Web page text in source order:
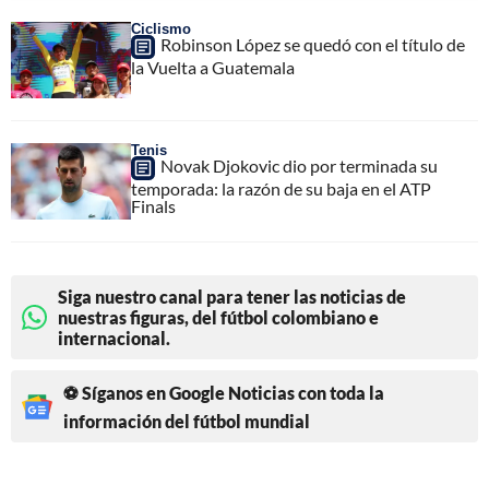
Ciclismo
Robinson López se quedó con el título de
la Vuelta a Guatemala
Tenis
Novak Djokovic dio por terminada su
temporada: la razón de su baja en el ATP
Finals
Siga nuestro canal para tener las noticias de
nuestras figuras, del fútbol colombiano e
internacional.
⚽ Síganos en Google Noticias con toda la
información del fútbol mundial